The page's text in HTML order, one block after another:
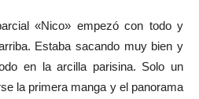
«Nico» empezó con todo y
Estaba sacando muy bien y
en la arcilla parisina. Solo un
la primera manga y el panorama